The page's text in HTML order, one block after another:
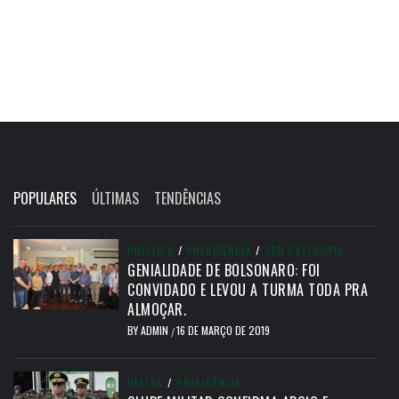
POPULARES ÚLTIMAS TENDÊNCIAS
POLÍTICA / PRESIDÊNCIA / SEM CATEGORIA
GENIALIDADE DE BOLSONARO: FOI
CONVIDADO E LEVOU A TURMA TODA PRA
ALMOÇAR.
BYADMIN /16 DE MARÇO DE 2019
DEFESA / PRESIDÊNCIA